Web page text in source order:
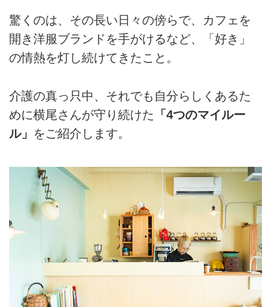
驚くのは、その長い日々の傍らで、カフェを
開き洋服ブランドを手がけるなど、「好き」
の情熱を灯し続けてきたこと。
介護の真っ只中、それでも自分らしくあるた
めに横尾さんが守り続けた 「4つのマイルー
ル」 をご紹介します。